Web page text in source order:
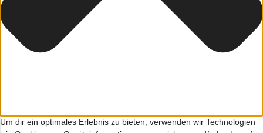
Um dir ein optimales Erlebnis zu bieten, verwenden wir Technologien